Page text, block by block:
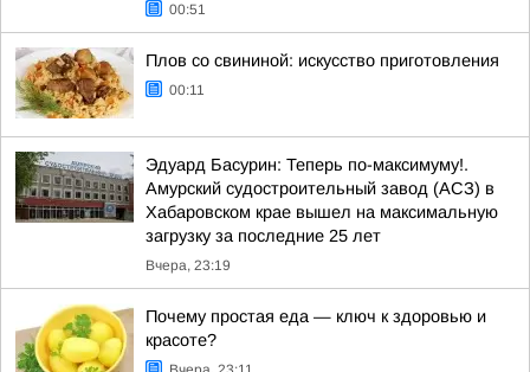
00:51
Плов со свининой: искусство приготовления
00:11
Эдуард Басурин: Теперь по-максимуму!.
Амурский судостроительный завод (АСЗ) в
Хабаровском крае вышел на максимальную
загрузку за последние 25 лет
Вчера, 23:19
Почему простая еда — ключ к здоровью и
красоте?